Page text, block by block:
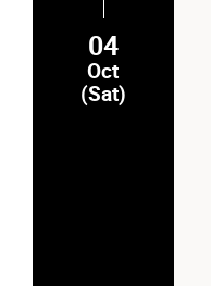
04
Oct
(Sat)